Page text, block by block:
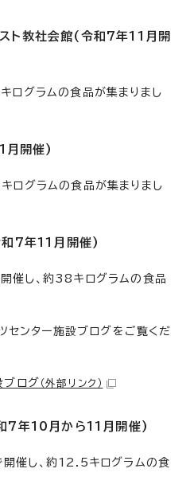
ト教社会館(令和7年11月開
ログラムの食品が集まりまし
月開催)
ログラムの食品が集まりまし
和7年11月開催)
し、約38キログラムの食品
センター施設ブログをご覧くだ
ブログ （外部リンク）
7年10月から11月開催)
催し、約12.5キログラムの食